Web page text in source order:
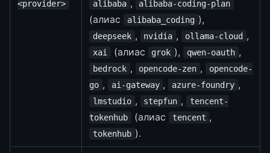
<provider>
alibaba , alibaba-coding-plan
(алиас alibaba_coding ),
deepseek , nvidia , ollama-cloud ,
xai (алиас grok ), qwen-oauth ,
bedrock , opencode-zen ,
opencode-
go , ai-gateway , azure-foundry ,
lmstudio , stepfun ,
tencent-
tokenhub
(алиас tencent ,
tokenhub ).